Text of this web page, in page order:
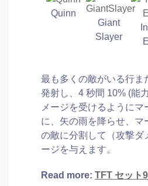
Quinn
Giant
Slayer
最も多くの敵がいる行ま
発射し、4 秒間 10% (能
メージを受けるようにマ
に、矢の雨を降らせ、マ
の敵に分割して（攻撃ダ
ージを与えます。
Read more: TFT セット